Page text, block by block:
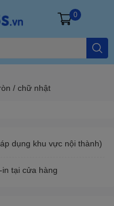
0
/ chữ nhật
dụng khu vực nội thành)
tại cửa hàng